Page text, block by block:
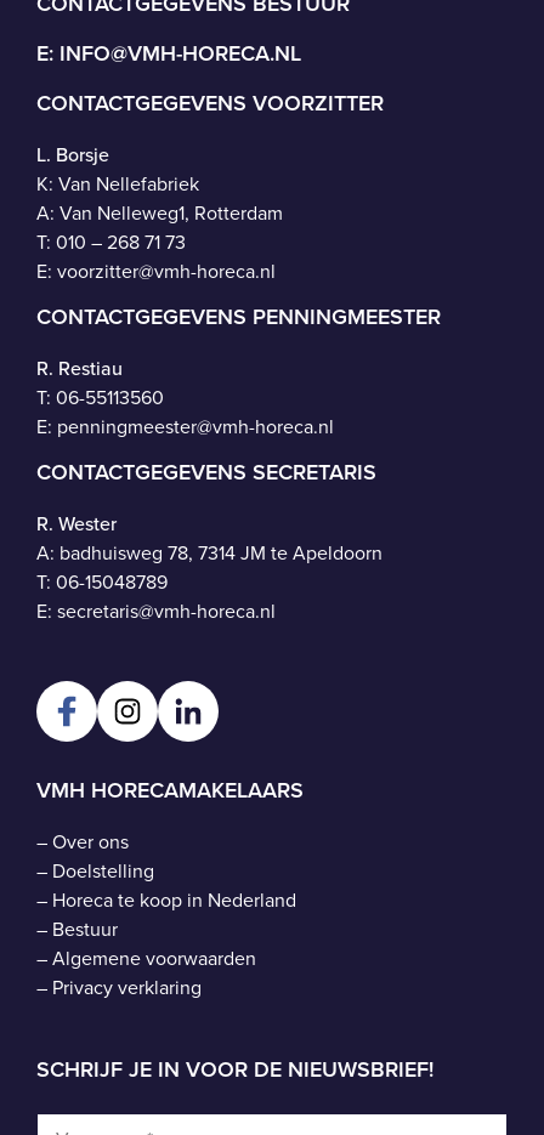
E: INFO@VMH-HORECA.NL
CONTACTGEGEVENS VOORZITTER
L. Borsje
K: Van Nellefabriek
A: Van Nelleweg1, Rotterdam
T: 010 – 268 71 73
E: voorzitter@vmh-horeca.nl
CONTACTGEGEVENS PENNINGMEESTER
R. Restiau
T: 06-55113560
E: penningmeester@vmh-horeca.nl
CONTACTGEGEVENS SECRETARIS
R. Wester
A: badhuisweg 78, 7314 JM te Apeldoorn
T: 06-15048789
E: secretaris@vmh-horeca.nl
VMH HORECAMAKELAARS
–Over ons
– Doelstelling
– Horeca te koop in Nederland
– Bestuur
–Algemene voorwaarden
– Privacy verklaring
SCHRIJF JE IN VOOR DE NIEUWSBRIEF!